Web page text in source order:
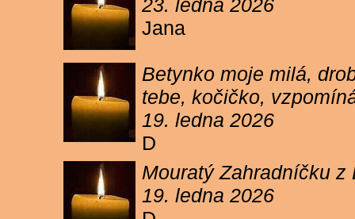
23. ledna 2026
Jana
Betynko moje milá,
tebe, kočičko,
19. ledna 2026
D
Mouratý Zahradníčku
19. ledna 2026